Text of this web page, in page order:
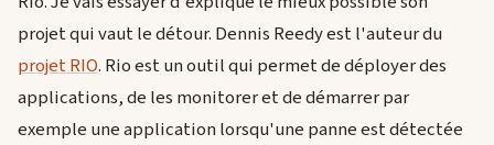
projet qui vaut le détour. Dennis Reedy est l'auteur du
projet RIO. Rio est un outil qui permet de déployer des
applications, de les monitorer et de démarrer par
exemple une application lorsqu'une panne est détectée